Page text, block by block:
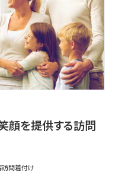
顔を提供する訪問
訪問着付け